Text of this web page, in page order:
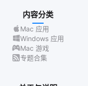
内容分类
Mac 应用
Windows 应用
Mac 游戏
专题合集